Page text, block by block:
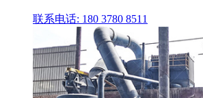
联系电话: 180 3780 8511